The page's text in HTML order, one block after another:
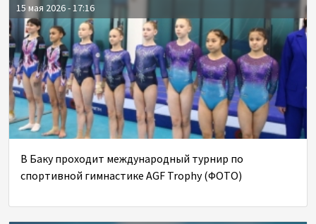
15 мая 2026 - 17:16
В Баку проходит международный турнир по
спортивной гимнастике AGF Trophy (ФОТО)